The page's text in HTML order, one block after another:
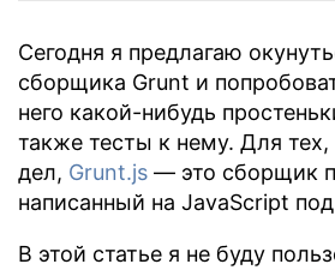
Сегодня я предлагаю
сборщика Grunt и
него какой-нибудь
также тесты к нему. Для тех,
дел, Grunt.js — это сборщик
написанный на JavaScript
В этой статье я не буду